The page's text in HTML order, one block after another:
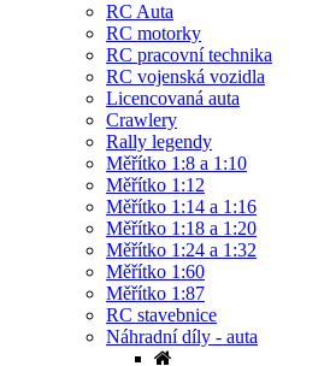
RC Auta
RC motorky
RC pracovní technika
RC vojenská vozidla
Licencovaná auta
Crawlery
Rally legendy
Měřítko 1:8 a 1:10
Měřítko 1:12
Měřítko 1:14 a 1:16
Měřítko 1:18 a 1:20
Měřítko 1:24 a 1:32
Měřítko 1:60
Měřítko 1:87
RC stavebnice
Náhradní díly - auta